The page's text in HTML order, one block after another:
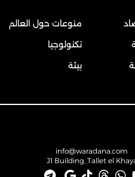
منوعات حول العالم
تكنولوجيا
بيئة
info@waradana.com
J1 Building, Tallet el